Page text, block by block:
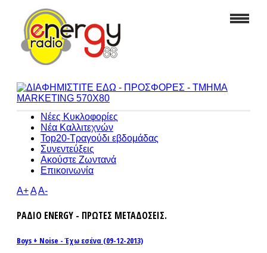
Νέες Κυκλοφορίες
Νέα Καλλιτεχνών
Top20-Τραγούδι εβδομάδας
Συνεντεύξεις
Ακούστε Ζωντανά
Επικοινωνία
A+AA-
ΡΑΔΙΟ ENERGY - ΠΡΩΤΕΣ ΜΕΤΑΔΟΣΕΙΣ.
Boys + Noise - Έχω εσένα (09-12-2013)